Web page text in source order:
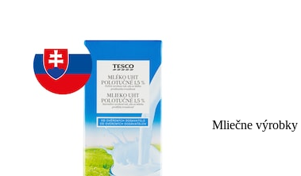
Mliečne výrobky